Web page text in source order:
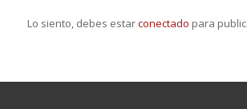
Lo siento, debes estarconectado para